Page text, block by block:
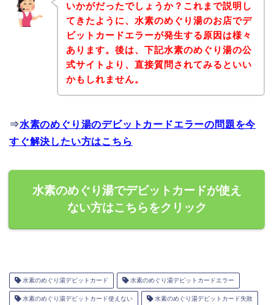
いかがだったでしょうか？これまで説明し
てきたように、水素のめぐり湯のお店でデ
ビットカードエラーが発生する原因は様々
あります。後は、下記水素のめぐり湯の公
式サイトより、直接質問されてみるといい
かもしれません。
⇒水素のめぐり湯のデビットカードエラーの問題を今
すぐ解決したい方はこちら
水素のめぐり湯でデビットカードが使え
ない方はこちらをクリック
水素のめぐり湯デビットカード 水素のめぐり湯デビットカードエラー
水素のめぐり湯デビットカード使えない 水素のめぐり湯デビットカード失敗